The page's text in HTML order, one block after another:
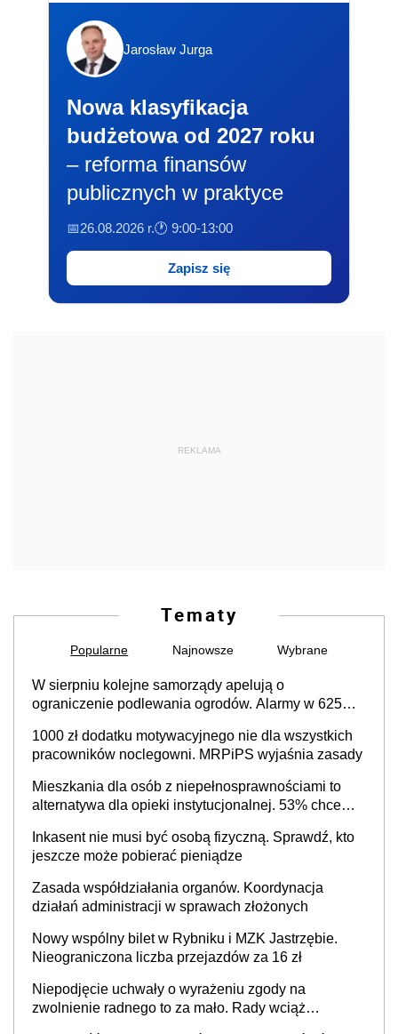
Jarosław Jurga
Nowa klasyfikacja
budżetowa od 2027 roku
– reforma finansów
publicznych w praktyce
📅26.08.2026 r.🕐 9:00-13:00
Zapisz się
REKLAMA
Tematy
Popularne Najnowsze Wybrane
W sierpniu kolejne samorządy apelują o
ograniczenie podlewania ogrodów. Alarmy w 625
cały kraj
1000 zł dodatku motywacyjnego nie dla wszystkich
pracowników noclegowni. MRPiPS wyjaśnia zasady
Mieszkania dla osób z niepełnosprawnościami to
alternatywa dla opieki instytucjonalnej. 53% chce
Inkasent nie musi być osobą fizyczną. Sprawdź, kto
jeszcze może pobierać pieniądze
Zasada współdziałania organów. Koordynacja
działań administracji w sprawach złożonych
Nowy wspólny bilet w Rybniku i MZK Jastrzębie.
Nieograniczona liczba przejazdów za 16 zł
Niepodjęcie uchwały o wyrażeniu zgody na
zwolnienie radnego to za mało. Rady wciąż